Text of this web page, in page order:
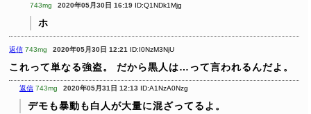
743mg 2020年05月30日 16:19 ID:Q1NDk1Mjg
ホ
返信 743mg 2020年05月30日 12:21 ID:I0NzM3NjU
これって単なる強盗。 だから黒人は…って言われるんだよ。
返信 743mg 2020年05月31日 12:13 ID:A1NzA0Nzg
デモも暴動も白人が大量に混ざってるよ。